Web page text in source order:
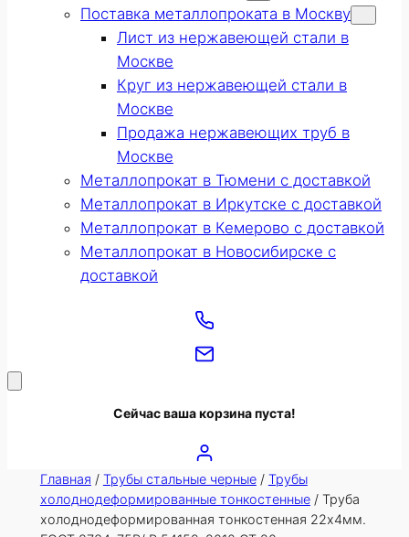
Поставка металлопроката в Москву
Лист из нержавеющей стали в
Москве
Круг из нержавеющей стали в
Москве
Продажа нержавеющих труб в
Москве
Металлопрокат в Тюмени с доставкой
Металлопрокат в Иркутске с доставкой
Металлопрокат в Кемерово с доставкой
Металлопрокат в Новосибирске с
доставкой
Сейчас ваша корзина пуста!
Главная / Трубы стальные черные/ Трубы
холоднодеформированные тонкостенные/ Труба
холоднодеформированная тонкостенная 22х4мм.